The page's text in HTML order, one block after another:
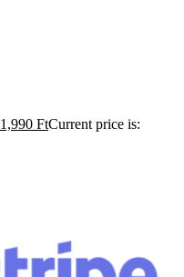
1,990 FtCurrent price is: